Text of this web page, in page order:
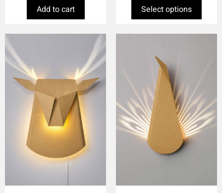
Select options
Add to cart